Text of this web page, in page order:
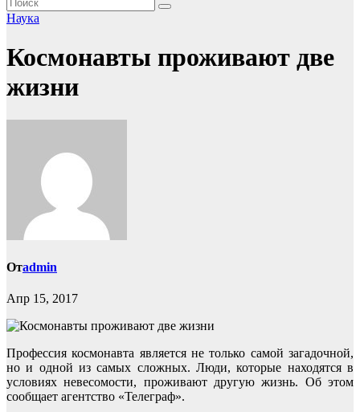
Наука
Космонавты проживают две
жизни
Отadmin
Апр 15, 2017
Профессия космонавта является не только самой загадочной,
но и одной из самых сложных. Люди, которые находятся в
условиях невесомости, проживают другую жизнь. Об этом
сообщает агентство «Телеграф».